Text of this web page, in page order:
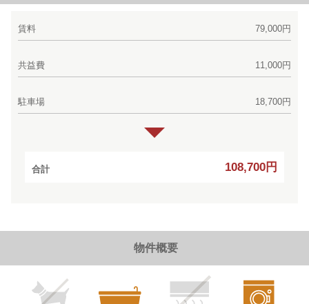
賃料 79,000円
共益費 11,000円
駐車場 18,700円
合計 108,700円
物件概要